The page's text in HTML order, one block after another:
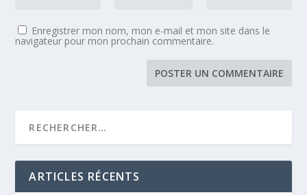
Enregistrer mon nom, mon e-mail et mon site dans le
navigateur pour mon prochain commentaire.
ARTICLES RÉCENTS